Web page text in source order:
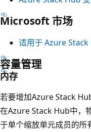
Microsoft 市场
适用于 Azure
容量管理
内存
若要增加Azure Stack
在Azure Stack Hub中，
于单个缩放单元成员的所